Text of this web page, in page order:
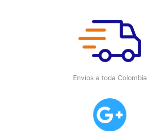
Envíos a toda Colombia